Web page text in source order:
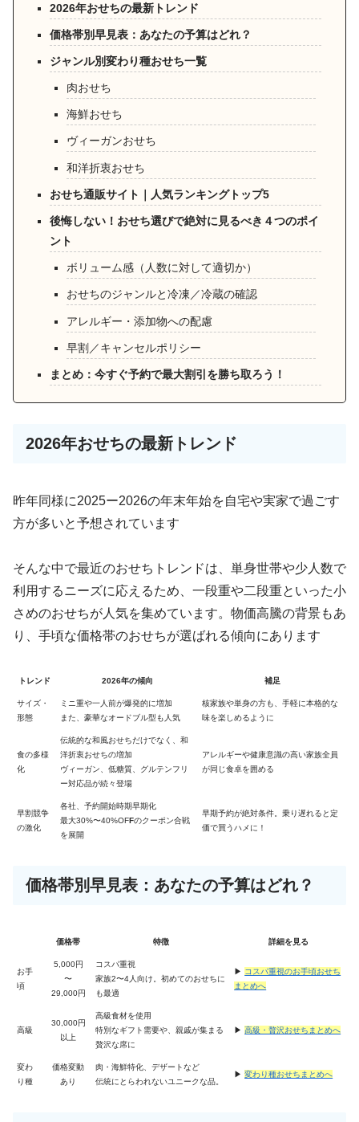
2026年おせちの最新トレンド
価格帯別早見表：あなたの予算はどれ？
ジャンル別変わり種おせち一覧
肉おせち
海鮮おせち
ヴィーガンおせち
和洋折衷おせち
おせち通販サイト｜人気ランキングトップ5
後悔しない！おせち選びで絶対に見るべき４つのポイ
ント
ボリューム感（人数に対して適切か）
おせちのジャンルと冷凍／冷蔵の確認
アレルギー・添加物への配慮
早割／キャンセルポリシー
まとめ：今すぐ予約で最大割引を勝ち取ろう！
2026年おせちの最新トレンド
昨年同様に2025ー2026の年末年始を自宅や実家で過ごす
方が多いと予想されています
そんな中で最近のおせちトレンドは、単身世帯や少人数で
利用するニーズに応えるため、一段重や二段重といった小
さめのおせちが人気を集めています。物価高騰の背景もあ
り、手頃な価格帯のおせちが選ばれる傾向にあります
トレンド 2026年の傾向 補足
サイズ・
形態
ミニ重や一人前が爆発的に増加
また、豪華なオードブル型も人気
核家族や単身の方も、手軽に本格的な
味を楽しめるように
食の多様
化
伝統的な和風おせちだけでなく、和
洋折衷おせちの増加
ヴィーガン、低糖質、グルテンフリ
ー対応品が続々登場
アレルギーや健康意識の高い家族全員
が同じ食卓を囲める
早割競争
の激化
各社、予約開始時期早期化
最大30%〜40%OFFのクーポン合戦
を展開
早期予約が絶対条件。乗り遅れると定
価で買うハメに！
価格帯別早見表：あなたの予算はどれ？
価格帯 特徴 詳細を見る
お手
頃
5,000円
〜
29,000円
コスパ重視
家族2〜4人向け。初めてのおせちに
も最適
▶︎ コスパ重視のお手頃おせち
まとめへ
高級
30,000円
以上
高級食材を使用
特別なギフト需要や、親戚が集まる
贅沢な席に
▶︎高級・贅沢おせちまとめへ
変わ
り種
価格変動
あり
肉・海鮮特化、デザートなど
伝統にとらわれないユニークな品。
▶︎変わり種おせちまとめへ